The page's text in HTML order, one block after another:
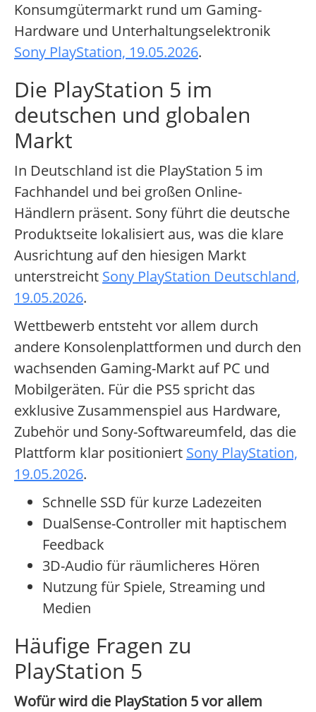
Konsumgütermarkt rund um Gaming-
Hardware und Unterhaltungselektronik
Sony PlayStation, 19.05.2026.
Die PlayStation 5 im
deutschen und globalen
Markt
In Deutschland ist die PlayStation 5 im
Fachhandel und bei großen Online-
Händlern präsent. Sony führt die deutsche
Produktseite lokalisiert aus, was die klare
Ausrichtung auf den hiesigen Markt
unterstreicht Sony PlayStation Deutschland,
19.05.2026.
Wettbewerb entsteht vor allem durch
andere Konsolenplattformen und durch den
wachsenden Gaming-Markt auf PC und
Mobilgeräten. Für die PS5 spricht das
exklusive Zusammenspiel aus Hardware,
Zubehör und Sony-Softwareumfeld, das die
Plattform klar positioniert Sony PlayStation,
19.05.2026.
Schnelle SSD für kurze Ladezeiten
DualSense-Controller mit haptischem
Feedback
3D-Audio für räumlicheres Hören
Nutzung für Spiele, Streaming und
Medien
Häufige Fragen zu
PlayStation 5
Wofür wird die PlayStation 5 vor allem